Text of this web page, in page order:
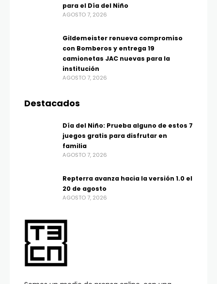
para el Día del Niño
AGOSTO 7, 2026
Gildemeister renueva compromiso
con Bomberos y entrega 19
camionetas JAC nuevas para la
institución
AGOSTO 7, 2026
Destacados
Día del Niño: Prueba alguno de estos 7
juegos gratis para disfrutar en
familia
AGOSTO 7, 2026
Repterra avanza hacia la versión 1.0 el
20 de agosto
AGOSTO 7, 2026